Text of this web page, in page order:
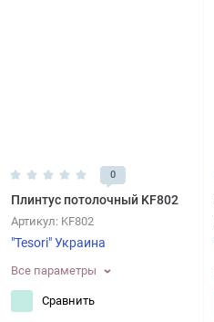
0
Плинтус потолочный KF802
Артикул: KF802
"Tesori" Украина
Все параметры
Сравнить